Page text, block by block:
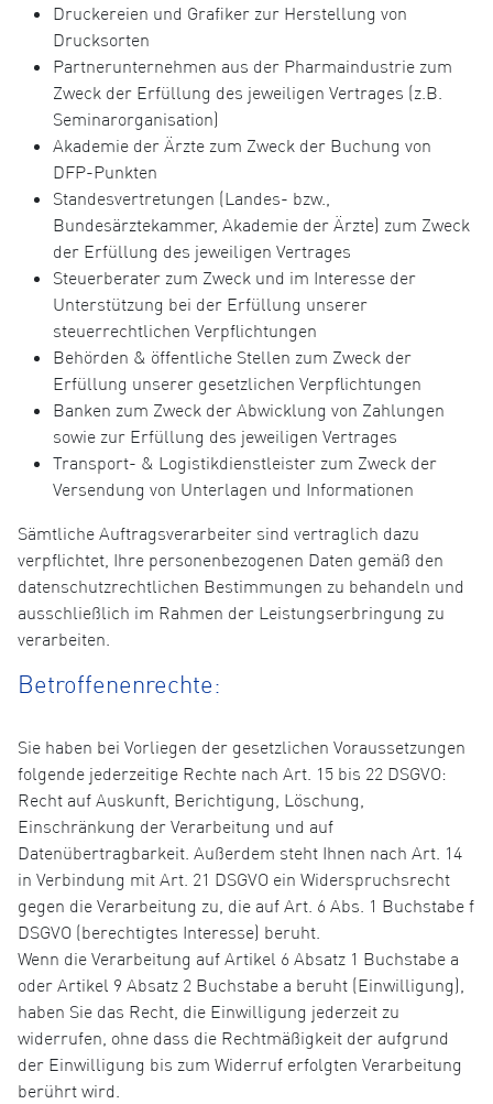
Druckereien und Grafiker zur Herstellung von
Drucksorten
Partnerunternehmen aus der Pharmaindustrie zum
Zweck der Erfüllung des jeweiligen Vertrages (z.B.
Seminarorganisation)
Akademie der Ärzte zum Zweck der Buchung von
DFP-Punkten
Standesvertretungen (Landes- bzw.,
Bundesärztekammer, Akademie der Ärzte) zum Zweck
der Erfüllung des jeweiligen Vertrages
Steuerberater zum Zweck und im Interesse der
Unterstützung bei der Erfüllung unserer
steuerrechtlichen Verpflichtungen
Behörden & öffentliche Stellen zum Zweck der
Erfüllung unserer gesetzlichen Verpflichtungen
Banken zum Zweck der Abwicklung von Zahlungen
sowie zur Erfüllung des jeweiligen Vertrages
Transport- & Logistikdienstleister zum Zweck der
Versendung von Unterlagen und Informationen
Sämtliche Auftragsverarbeiter sind vertraglich dazu
verpflichtet, Ihre personenbezogenen Daten gemäß den
datenschutzrechtlichen Bestimmungen zu behandeln und
ausschließlich im Rahmen der Leistungserbringung zu
verarbeiten.
Betroffenenrechte:
Sie haben bei Vorliegen der gesetzlichen Voraussetzungen
folgende jederzeitige Rechte nach Art. 15 bis 22 DSGVO:
Recht auf Auskunft, Berichtigung, Löschung,
Einschränkung der Verarbeitung und auf
Datenübertragbarkeit. Außerdem steht Ihnen nach Art. 14
in Verbindung mit Art. 21 DSGVO ein Widerspruchsrecht
gegen die Verarbeitung zu, die auf Art. 6 Abs. 1 Buchstabe f
DSGVO (berechtigtes Interesse) beruht.
Wenn die Verarbeitung auf Artikel 6 Absatz 1 Buchstabe a
oder Artikel 9 Absatz 2 Buchstabe a beruht (Einwilligung),
haben Sie das Recht, die Einwilligung jederzeit zu
widerrufen, ohne dass die Rechtmäßigkeit der aufgrund
der Einwilligung bis zum Widerruf erfolgten Verarbeitung
berührt wird.